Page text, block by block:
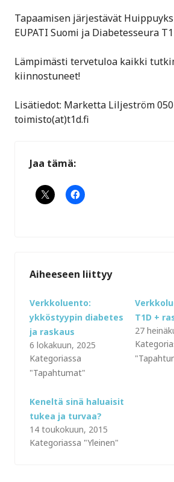
Tapaamisen järjestävät
EUPATI Suomi ja Diabetesseura
Lämpimästi tervetuloa kaikki
kiinnostuneet!
Lisätiedot: Marketta Liljeström
toimisto(at)t1d.fi
Jaa tämä:
Aiheeseen liittyy
Verkkoluento:
ykköstyypin diabetes
ja raskaus
6 lokakuun, 2025
Kategoriassa
"Tapahtumat"
T1D +
27
Keneltä sinä haluaisit
tukea ja turvaa?
14 toukokuun, 2015
Kategoriassa "Yleinen"